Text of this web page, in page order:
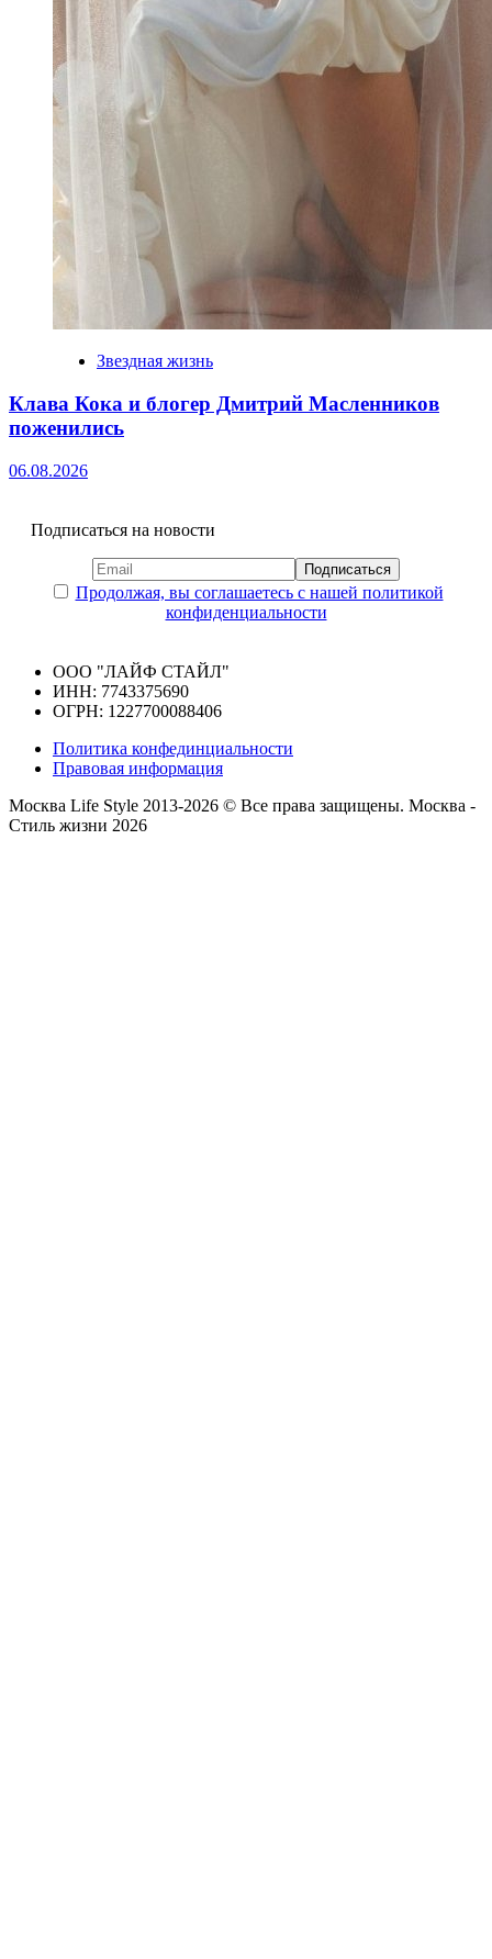
Звездная жизнь
Клава Кока и блогер Дмитрий Масленников
поженились
06.08.2026
Подписаться на новости
Продолжая, вы соглашаетесь с нашей политикой
конфиденциальности
ООО "ЛАЙФ СТАЙЛ"
ИНН: 7743375690
ОГРН: 1227700088406
Политика конфединциальности
Правовая информация
Москва Life Style 2013-2026 © Все права защищены. Москва -
Стиль жизни 2026